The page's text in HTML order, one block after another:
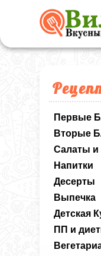
Первые
Вторые
Салаты и
Напитки
Десерты
Выпечка
Детская
ПП и